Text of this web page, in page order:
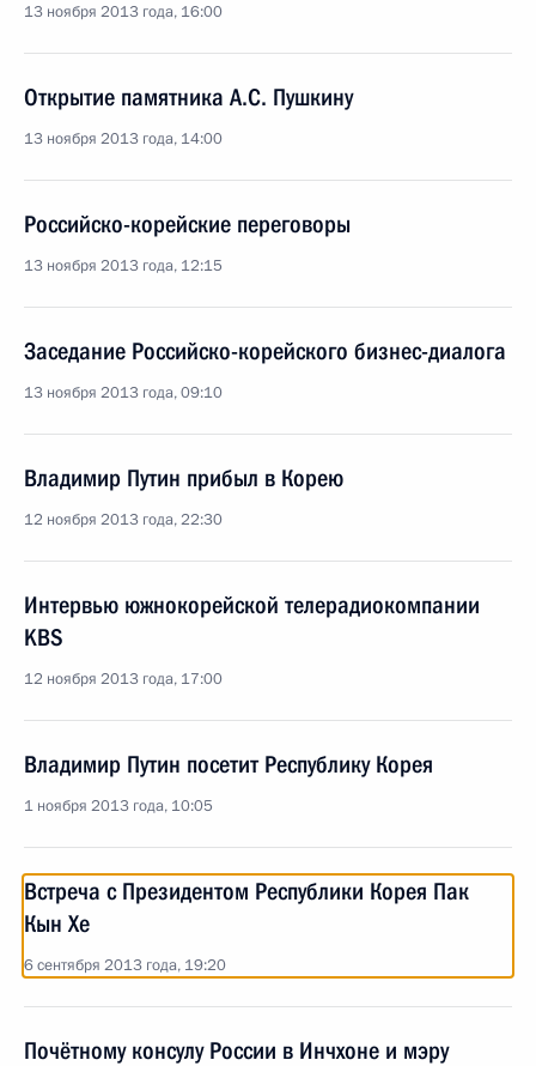
13 ноября 2013 года, 16:00
Открытие памятника А.С. Пушкину
13 ноября 2013 года, 14:00
Российско-корейские переговоры
13 ноября 2013 года, 12:15
Заседание Российско-корейского бизнес-диалога
13 ноября 2013 года, 09:10
Владимир Путин прибыл в Корею
12 ноября 2013 года, 22:30
Интервью южнокорейской телерадиокомпании
KBS
12 ноября 2013 года, 17:00
Владимир Путин посетит Республику Корея
1 ноября 2013 года, 10:05
Встреча с Президентом Республики Корея Пак
Кын Хе
6 сентября 2013 года, 19:20
Почётному консулу России в Инчхоне и мэру